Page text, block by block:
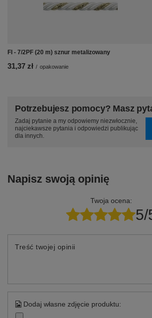
FI - 7/2PF (20 m) sznur metalizowany
31,37 zł / opakowanie
Potrzebujesz pomocy? Masz
Zadaj pytanie a my odpowiemy niezwłocznie,
najciekawsze pytania i odpowiedzi publikując
dla innych.
Napisz swoją opinię
Twoja ocena:
5/
Treść twojej opinii
Dodaj własne zdjęcie produktu: